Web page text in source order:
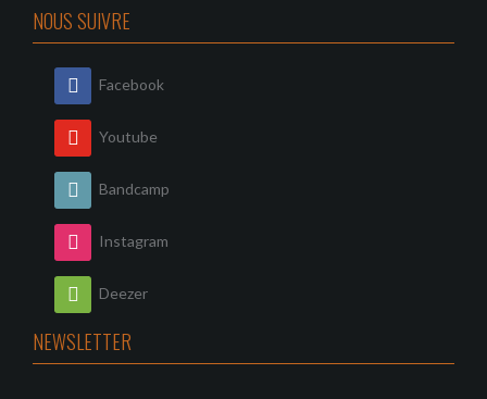
NOUS SUIVRE
Facebook
Youtube
Bandcamp
Instagram
Deezer
NEWSLETTER